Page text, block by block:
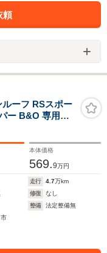
頼
ーフ RSスポー
ー B&O 専用レ
コックピット
クスLED MMIナ
本体価格
569.9万円
走行 4.7万km
修復
なし
整備
法定整備無